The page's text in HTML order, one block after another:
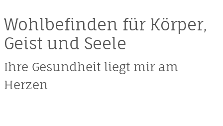
Wohlbefinden für Körper,
Geist und Seele
Ihre Gesundheit liegt mir am
Herzen